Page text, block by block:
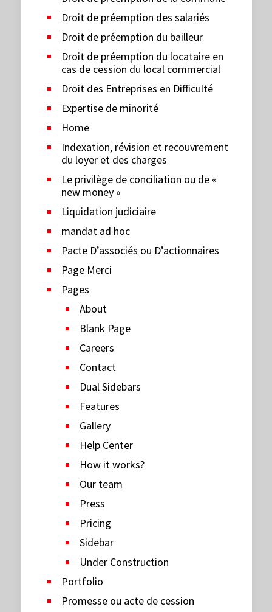
Droit de préemption des salariés
Droit de préemption du bailleur
Droit de préemption du locataire en
cas de cession du local commercial
Droit des Entreprises en Difficulté
Expertise de minorité
Home
Indexation, révision et recouvrement
du loyer et des charges
Le privilège de conciliation ou de «
new money »
Liquidation judiciaire
mandat ad hoc
Pacte D’associés ou D’actionnaires
Page Merci
Pages
About
Blank Page
Careers
Contact
Dual Sidebars
Features
Gallery
Help Center
How it works?
Our team
Press
Pricing
Sidebar
Under Construction
Portfolio
Promesse ou acte de cession